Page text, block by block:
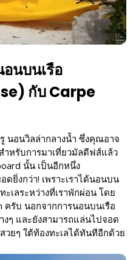
นบนเรือ
กับ Carpe
นอนวิลล่ากลางน้ำ ซึ่งคุณอาจ
หรับการมาเที่ยวมัลดีฟส์แล้ว
นั้น เป็นอีกหนึ่ง
ยิ่งกว่า! เพราะเราได้นอนบน
ะเลระหว่างที่เราพักผ่อน โดย
ครับ นอกจากการนอนบนเรือ
งๆ และยังสามารถแล่นไปจอด
ยๆ ใต้ท้องทะเลได้ทันทีอีกด้วย